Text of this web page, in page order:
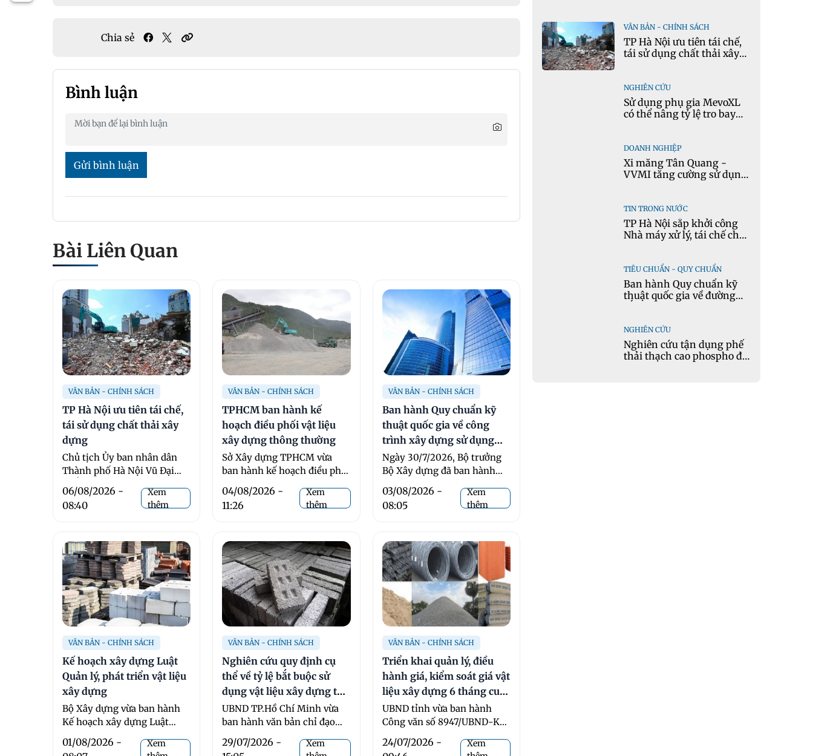
Chia sẻ
Bình luận
Gửi bình luận
Bài Liên Quan
VĂN BẢN - CHÍNH SÁCH
TP Hà Nội ưu tiên tái chế,
tái sử dụng chất thải xây
dựng
Chủ tịch Ủy ban nhân dân
Thành phố Hà Nội Vũ Đại
06/08/2026 -
08:40
Xem
thêm
VĂN BẢN - CHÍNH SÁCH
TPHCM ban hành kế
hoạch điều phối vật liệu
xây dựng thông thường
Sở Xây dựng TPHCM vừa
ban hành kế hoạch điều phối
thường theo ...
04/08/2026 -
11:26
Xem
thêm
VĂN BẢN - CHÍNH SÁCH
Ban hành Quy chuẩn kỹ
thuật quốc gia về công
trình xây dựng sử dụng
năng lượng hiệu quả
Ngày 30/7/2026, Bộ trưởng
Bộ Xây dựng đã ban hành
BXD ban ...
03/08/2026 -
08:05
Xem
thêm
VĂN BẢN - CHÍNH SÁCH
Kế hoạch xây dựng Luật
Quản lý, phát triển vật liệu
xây dựng
Bộ Xây dựng vừa ban hành
Kế hoạch xây dựng Luật
Quản lý, phát triển vật liệu ...
01/08/2026 -
Xem
VĂN BẢN - CHÍNH SÁCH
Nghiên cứu quy định cụ
thể về tỷ lệ bắt buộc sử
dụng vật liệu xây dựng tái
sử dụng
UBND TP.Hồ Chí Minh vừa
ban hành văn bản chỉ đạo
triển khai các giải pháp phát
...
29/07/2026 -
Xem
VĂN BẢN - CHÍNH SÁCH
Triển khai quản lý, điều
hành giá, kiểm soát giá vật
liệu xây dựng 6 tháng cuối
năm
UBND tỉnh vừa ban hành
Công văn số 8947/UBND-KT
ngày 20/7/2026 chỉ đạo các
sở, ban, ...
24/07/2026 -
Xem
trong xây dựng hạ tầng
giao thông
VĂN BẢN - CHÍNH SÁCH
TP Hà Nội ưu tiên tái chế,
tái sử dụng chất thải xây
NGHIÊN CỨU
Sử dụng phụ gia MevoXL
có thể nâng tỷ lệ tro bay
DOANH NGHIỆP
Xi măng Tân Quang -
VVMI tăng cường sử dụng
TIN TRONG NƯỚC
TP Hà Nội sắp khởi công
Nhà máy xử lý, tái chế chất
TIÊU CHUẨN - QUY CHUẨN
Ban hành Quy chuẩn kỹ
thuật quốc gia về đường
NGHIÊN CỨU
Nghiên cứu tận dụng phế
thải thạch cao phospho để